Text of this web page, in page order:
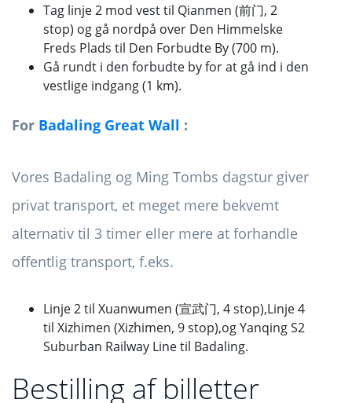
Tag linje 2 mod vest til Qianmen (前门, 2
stop) og gå nordpå over Den Himmelske
Freds Plads til Den Forbudte By (700 m).
Gå rundt i den forbudte by for at gå ind i den
vestlige indgang (1 km).
For Badaling Great Wall :
Vores Badaling og Ming Tombs dagstur giver
privat transport, et meget mere bekvemt
alternativ til 3 timer eller mere at forhandle
offentlig transport, f.eks.
Linje 2 til Xuanwumen (宣武门, 4 stop),Linje 4
til Xizhimen (Xizhimen, 9 stop),og Yanqing S2
Suburban Railway Line til Badaling.
Bestilling af billetter